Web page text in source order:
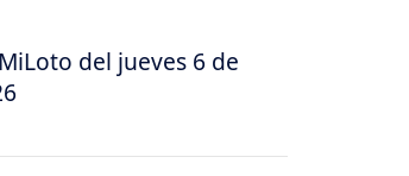
del jueves 6 de